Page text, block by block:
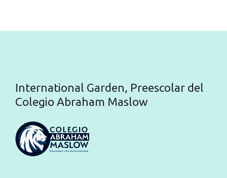
International Garden, Preescolar del
Colegio Abraham Maslow